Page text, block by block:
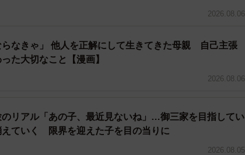
なり寿司をテーブルに並べると、「わあ、いなり寿
上がりました。子どもたちはもちろん、大人たちまで一
という間になくなりました。
いのです。せっかく作ったものがすぐになくなるのは、
2026.08.06
らなきゃ」 他人を正解にして生きてきた母親 自己主張
た大切なこと【漫画】
2026.08.06
のリアル「あの子、最近見ないね」…御三家を目指してい
えていく 限界を迎えた子を目の当りに
2026.08.05